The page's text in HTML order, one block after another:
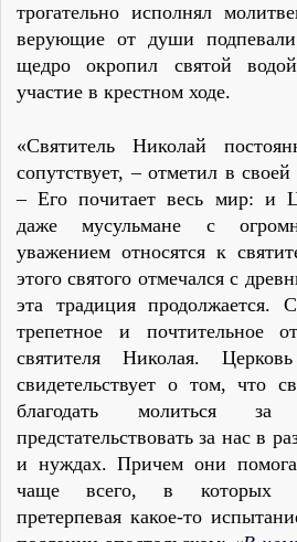
трогательно исполнял
верующие от души
щедро окропил святой
участие в крестном ходе.
«Святитель Николай
сопутствует, – отметил в
– Его почитает весь мир: и
даже мусульмане с
уважением относятся к
этого святого отмечался с
эта традиция продолжается.
трепетное и почтительное
святителя Николая.
свидетельствует о том, что
благодать молиться
предстательствовать за нас в
и нуждах. Причем они
чаще всего, в которых
претерпевая какое-то